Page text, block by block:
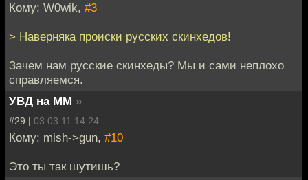
Кому: W0wik, #3
> Наверняка происки русских скинхедов!
Зачем нам русские скинхеды? Мы и сами неплохо
справляемся.
УВД на ММ »
#29 | 03.03.11 14:24
Кому: mish->gun, #10
Это ты так шутишь?